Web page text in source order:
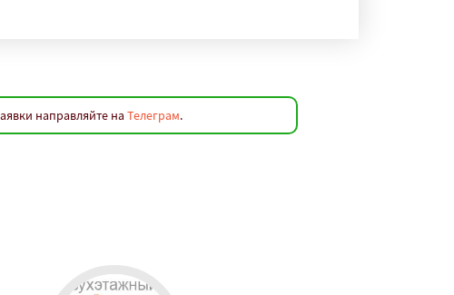
направляйте на Телеграм.